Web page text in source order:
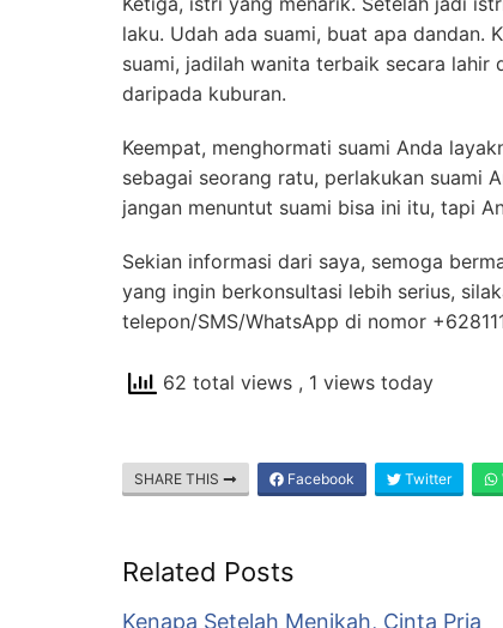
laku. Udah ada suami, buat apa dandan.
suami, jadilah wanita terbaik secara lahir
daripada kuburan.
Keempat, menghormati suami Anda
sebagai seorang ratu, perlakukan suami
jangan menuntut suami bisa ini itu, tapi
Sekian informasi dari saya, semoga
yang ingin berkonsultasi lebih serius,
telepon/SMS/WhatsApp di nomor
62 total views , 1 views today
SHARE THIS Facebook Twitter
Related Posts
Kenapa Setelah Menikah, Cinta Pria